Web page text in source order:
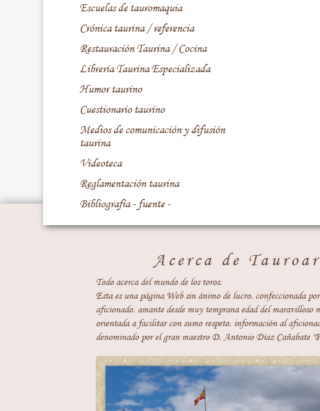
Escuelas de tauromaquia
Crónica taurina / referencia
Restauración Taurina / Cocina
Librería Taurina Especializada
Humor taurino
Cuestionario taurino
Medios de comunicación y difusión
taurina
Videoteca
Reglamentación taurina
Bibliografía - fuente -
Acerca de
Todo acerca del mundo de los toros.
Esta es una página Web sin ánimo de lucro, confeccionada
aficionado, amante desde muy temprana edad del maravilloso
orientada a facilitar con sumo respeto, información al
denominado por el gran maestro D. Antonio Díaz Cañabate